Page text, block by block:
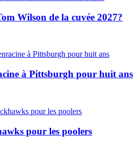
Wilson de la cuvée 2027?
à Pittsburgh pour huit ans
pour les poolers